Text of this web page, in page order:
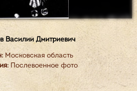
Василий Дмитриевич
Московская область
Послевоенное фото